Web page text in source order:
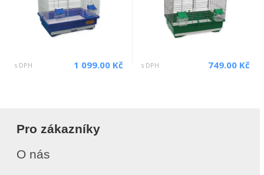
s DPH 1 099.00 Kč s DPH 749.00 Kč
Pro zákazníky
O nás